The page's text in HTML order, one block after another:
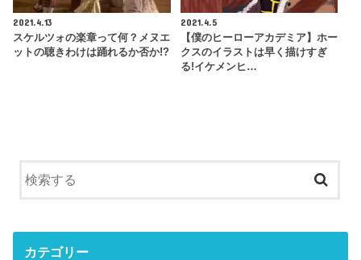
2021.4.13
スケルツォの楽章って何？メヌエ
ットの聴きわけは踊れるか否か!?
2021.4.5
【僕のヒーローアカデミア】ホー
クスのイラストは早く描けすぎ
る!イケメンヒ…
カテゴリー